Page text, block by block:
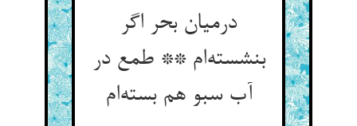
درمیان بحر اگر
بنشسته‌ام ** طمع در
آب سبو هم بسته‌ام